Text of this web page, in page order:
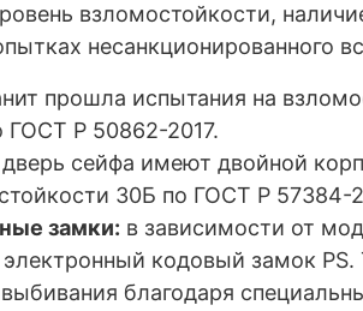
взломостойкости,
несанкционированного
прошла испытания на
ГОСТ Р 50862-2017.
сейфа имеют двойной
30Б по ГОСТ Р 57384-
замки: в зависимости от
кодовый замок PS.
благодаря